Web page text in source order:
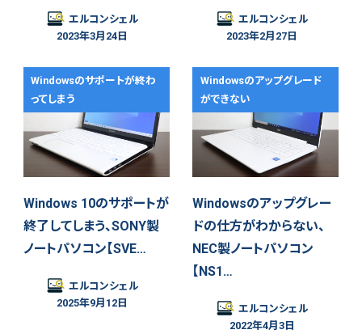
エルコンシェル
2023年3月24日
エルコンシェル
2023年2月27日
Windowsのサポートが終わ
ってしまう
Windows 10のサポートが
終了してしまう、SONY製
ノートパソコン【SVE…
エルコンシェル
2025年9月12日
Windowsのアップグレード
ができない
Windowsのアップグレー
ドの仕方がわからない、
NEC製ノートパソコン
【NS1…
エルコンシェル
2022年4月3日